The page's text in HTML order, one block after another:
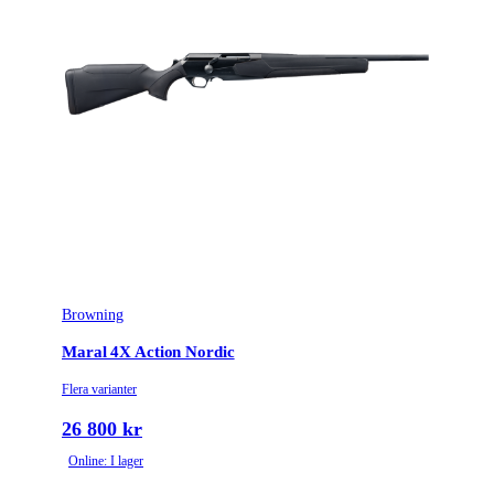
Browning
Maral 4X Action Nordic
Flera varianter
26 800 kr
Online: I lager